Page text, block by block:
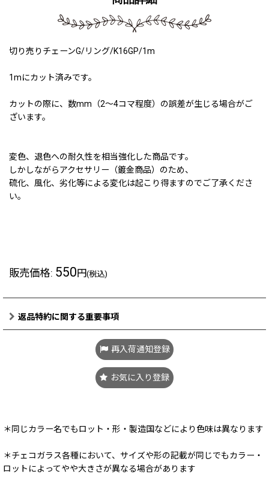
切り売りチェーンG/リング/K16GP/1m
1mにカット済みです。
カットの際に、数mm（2〜4コマ程度）の誤差が生じる場合がご
ざいます。
変色、退色への耐久性を相当強化した商品です。
しかしながらアクセサリー（鍍金商品）のため、
硫化、風化、劣化等による変化は起こり得ますのでご了承くださ
い。
販売価格: 550円(税込)
返品特約に関する重要事項
再入荷通知登録
お気に入り登録
＊同じカラー名でもロット・形・製造国などにより色味は異なります
＊チェコガラス各種において、サイズや形の記載が同じでもカラー・
ロットによってやや大きさが異なる場合があります